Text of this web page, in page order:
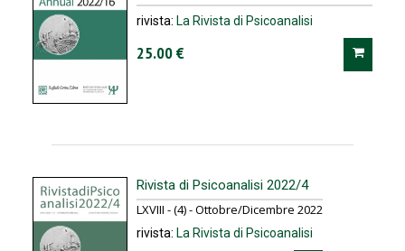
rivista: La Rivista di Psicoanalisi
25.00 €
Rivista di Psicoanalisi 2022/4
LXVIII - (4) - Ottobre/Dicembre 2022
rivista: La Rivista di Psicoanalisi